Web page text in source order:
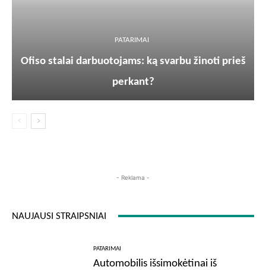
PATARIMAI
Ofiso stalai darbuotojams: ką svarbu žinoti prieš
perkant?
- Reklama -
NAUJAUSI STRAIPSNIAI
PATARIMAI
Automobilis išsimokėtinai iš